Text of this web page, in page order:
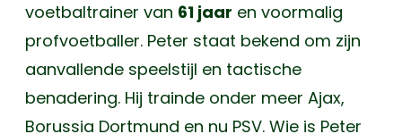
voetbaltrainer van 61 jaar en voormalig
profvoetballer. Peter staat bekend om zijn
aanvallende speelstijl en tactische
benadering. Hij trainde onder meer Ajax,
Borussia Dortmund en nu PSV. Wie is Peter